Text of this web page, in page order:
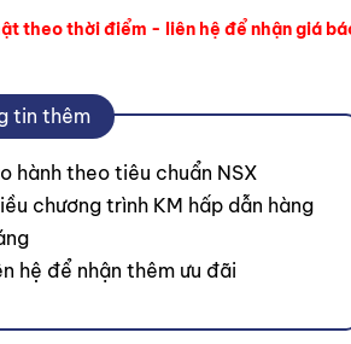
theo thời điểm - liên hệ để nhận giá
tin thêm
hành theo tiêu chuẩn NSX
chương trình KM hấp dẫn hàng
hệ để nhận thêm ưu đãi